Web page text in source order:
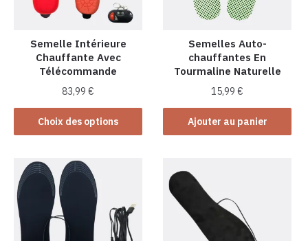
Semelle Intérieure
Chauffante Avec
Télécommande
83,99€
Choix des options
Ce
produit
plusieurs
variations.
options
peuvent
Semelles Auto-
chauffantes En
Tourmaline Naturelle
15,99€
Ajouter au panier